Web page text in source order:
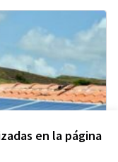
en la página